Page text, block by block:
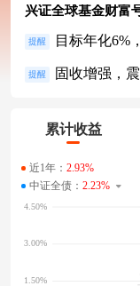
兴证全球基金财富
提醒 目标年化6%
提醒 固收增强，
累计收益
近1年： 2.93%
中证全债： 2.23%